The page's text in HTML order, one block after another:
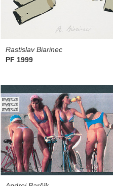
Rastislav Biarinec
PF 1999